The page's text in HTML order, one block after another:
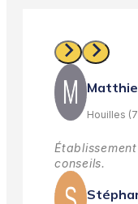
Houilles
conseils.